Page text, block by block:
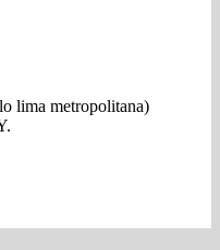
lima metropolitana)